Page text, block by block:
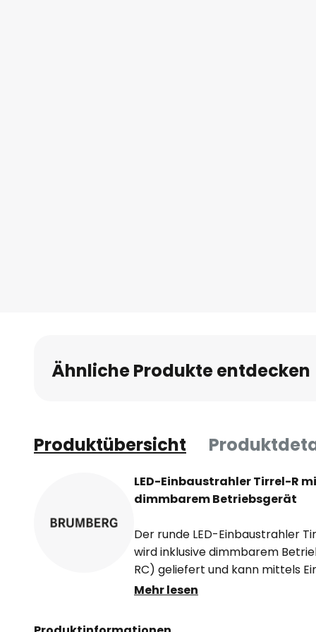
Ähnliche Produkte entdecken
Produktübersicht
LED-Einbaustrahler Tirrel-R
dimmbarem Betriebsgerät
Der runde LED-Einbaustrahler
wird inklusive dimmbarem
RC) geliefert und kann mittels
montiert werden. Eine hohe
Reflektor mit
Mehr lesen